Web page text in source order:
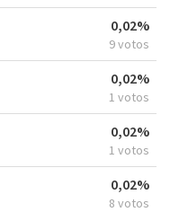
0,02%
9 votos
0,02%
1 votos
0,02%
1 votos
0,02%
8 votos